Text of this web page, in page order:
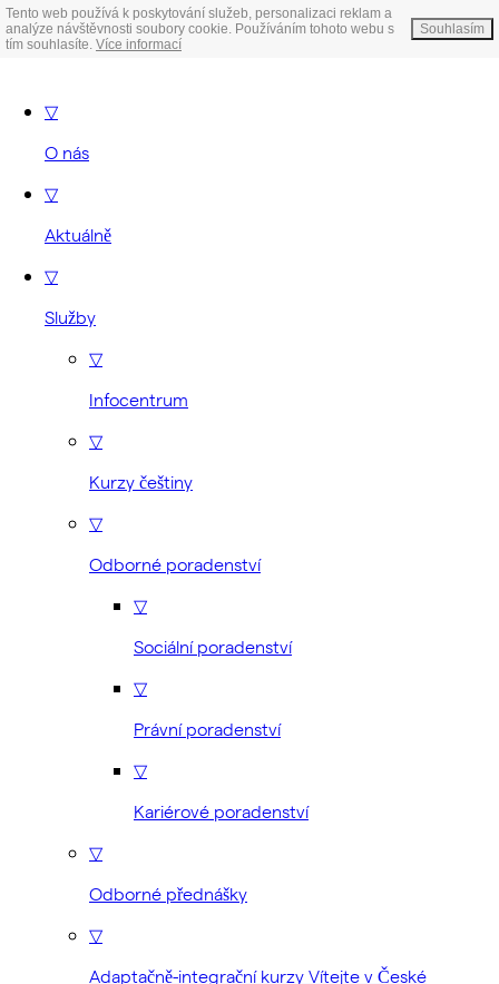
Tento web používá k poskytování služeb, personalizaci reklam a
analýze návštěvnosti soubory cookie. Používáním tohoto webu s
tím souhlasíte. Více informací
Souhlasím
▽
O nás
▽
Aktuálně
▽
Služby
▽
Infocentrum
▽
Kurzy češtiny
▽
Odborné poradenství
▽
Sociální poradenství
▽
Právní poradenství
▽
Kariérové poradenství
▽
Odborné přednášky
▽
Adaptačně-integrační kurzy Vítejte v České